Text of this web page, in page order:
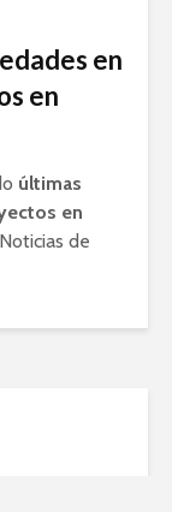
en
en
últimas
en
de